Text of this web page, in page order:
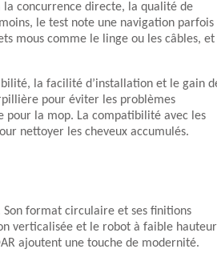
la concurrence directe, la qualité de
le test note une navigation parfois
mous comme le linge ou les câbles, et
la facilité d’installation et le gain
pour éviter les problèmes
pour la mop. La compatibilité avec les
nettoyer les cheveux accumulés.
Son format circulaire et ses finitions
verticalisée et le robot à faible hauteur
ajoutent une touche de modernité.